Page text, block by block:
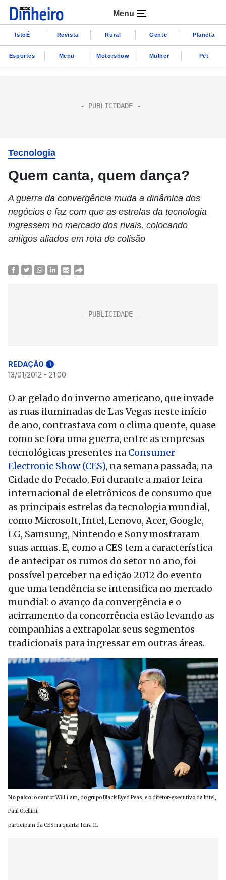
Menu
IstoÉ Revista Rural Gente Planeta
Esportes Menu Motorshow Mulher Pet
Tecnologia
Quem canta, quem dança?
A guerra da convergência muda a dinâmica dos
negócios e faz com que as estrelas da tecnologia
ingressem no mercado dos rivais, colocando
antigos aliados em rota de colisão
REDAÇÃO i
13/01/2012 - 21:00
O ar gelado do inverno americano, que invade
as ruas iluminadas de Las Vegas neste início
de ano, contrastava com o clima quente, quase
como se fora uma guerra, entre as empresas
tecnológicas presentes na Consumer
Electronic Show (CES), na semana passada, na
Cidade do Pecado. Foi durante a maior feira
internacional de eletrônicos de consumo que
as principais estrelas da tecnologia mundial,
como Microsoft, Intel, Lenovo, Acer, Google,
LG, Samsung, Nintendo e Sony mostraram
suas armas. E, como a CES tem a característica
de antecipar os rumos do setor no ano, foi
possível perceber na edição 2012 do evento
que uma tendência se intensifica no mercado
mundial: o avanço da convergência e o
acirramento da concorrência estão levando as
companhias a extrapolar seus segmentos
tradicionais para ingressar em outras áreas.
No palco:o cantor Will.i.am, do grupo Black Eyed Peas, e o diretor-executivo da Intel,
Paul Otellini,
participam da CES na quarta-feira 11.